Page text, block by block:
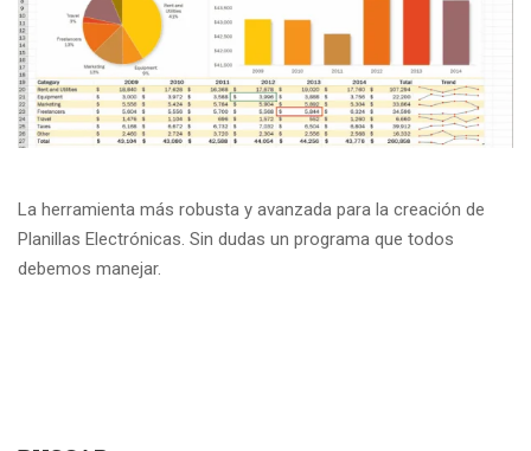
La herramienta más robusta y avanzada para la creación de
Planillas Electrónicas. Sin dudas un programa que todos
debemos manejar.